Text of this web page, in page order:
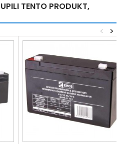
TENTO PRODUKT,
>
<